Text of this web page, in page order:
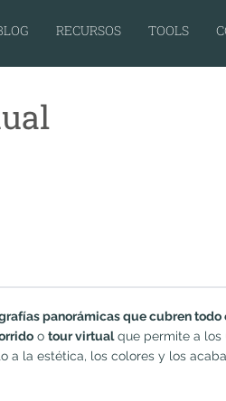
RECURSOS TOOLS
panorámicas que cubren todo
o tour virtualque permite a los
a la estética, los colores y los